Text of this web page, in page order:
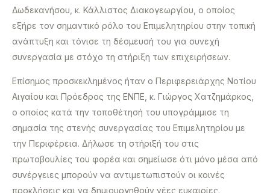
Δωδεκανήσου, κ. Κάλλιστος Διακογεωργίου, ο οποίος
εξήρε τον σημαντικό ρόλο του Επιμελητηρίου στην τοπική
ανάπτυξη και τόνισε τη δέσμευσή του για συνεχή
συνεργασία με στόχο τη στήριξη των επιχειρήσεων.
Επίσημος προσκεκλημένος ήταν ο Περιφερειάρχης Νοτίου
Αιγαίου και Πρόεδρος της ΕΝΠΕ, κ. Γιώργος Χατζημάρκος,
ο οποίος κατά την τοποθέτησή του υπογράμμισε τη
σημασία της στενής συνεργασίας του Επιμελητηρίου με
την Περιφέρεια. Δήλωσε τη στήριξή του στις
πρωτοβουλίες του φορέα και σημείωσε ότι μόνο μέσα από
συνέργειες μπορούν να αντιμετωπιστούν οι κοινές
προκλήσεις και να δημιουργηθούν νέες ευκαιρίες.